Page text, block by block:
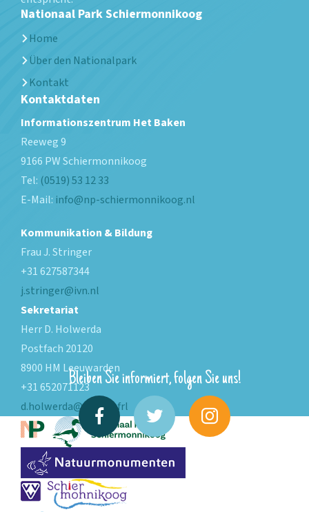
Bleiben Sie informiert, folgen Sie uns!
Nationaal Park Schiermonnikoog
Home
Über den Nationalpark
Kontakt
Kontaktdaten
Informationszentrum Het Baken
Reeweg 9
9166 PWSchiermonnikoog
Tel: (0519) 53 12 33
E-Mail: info@np-schiermonnikoog.nl
Kommunikation & Bildung
Frau J. Stringer
+31 627587344
j.stringer@ivn.nl
Sekretariat
Herr D. Holwerda
Postfach 20120
8900 HM Leeuwarden
+31 652071123
d.holwerda@fryslan.frl